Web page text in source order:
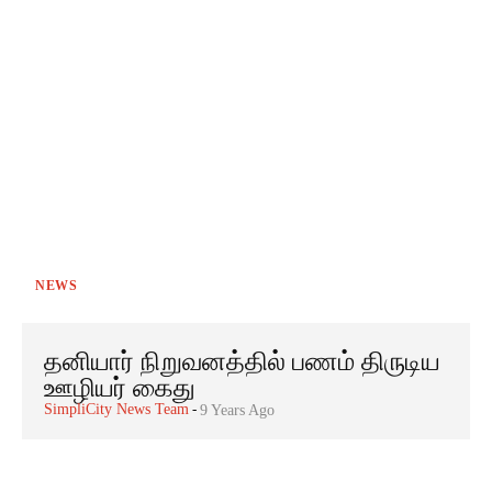
NEWS
தனியார் நிறுவனத்தில் பணம் திருடிய
ஊழியர் கைது
SimpliCity News Team - 9 Years Ago